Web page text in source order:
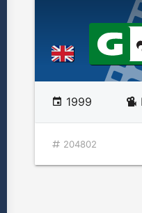
1999
204802